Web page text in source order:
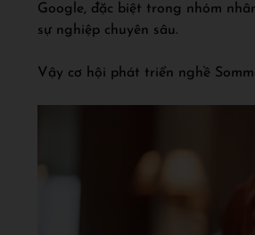
Google, đặc biệt trong nhóm
sự nghiệp chuyên sâu.
Vậy cơ hội phát triển nghề